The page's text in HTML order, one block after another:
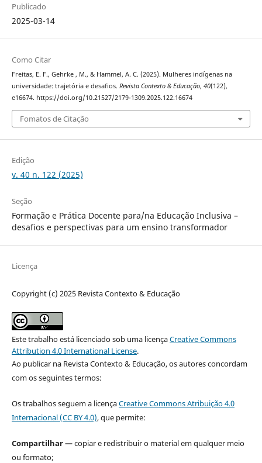
Publicado
2025-03-14
Como Citar
Freitas, E. F., Gehrke , M., & Hammel, A. C. (2025). Mulheres indígenas na
universidade: trajetória e desafios. Revista Contexto & Educação, 40(122),
e16674. https://doi.org/10.21527/2179-1309.2025.122.16674
Fomatos de Citação
Edição
v. 40 n. 122 (2025)
Seção
Formação e Prática Docente para/na Educação Inclusiva –
desafios e perspectivas para um ensino transformador
Licença
Copyright (c) 2025 Revista Contexto & Educação
Este trabalho está licenciado sob uma licençaCreative Commons
Attribution 4.0 International License.
Ao publicar na Revista Contexto & Educação, os autores concordam
com os seguintes termos:
Os trabalhos seguem a licençaCreative Commons Atribuição 4.0
Internacional (CC BY 4.0), que permite:
Compartilhar —copiar e redistribuir o material em qualquer meio
ou formato;